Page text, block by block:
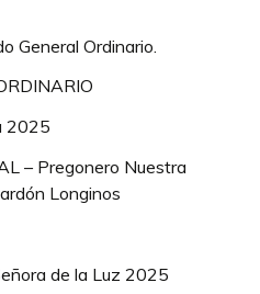
General Ordinario.
2025
– Pregonero Nuestra
Longinos
de la Luz 2025